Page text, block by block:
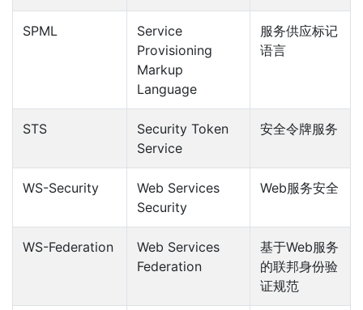
SPML
Service
Provisioning
Markup
Language
服务供应标记
语言
STS
Security Token
Service
安全令牌服务
WS-Security
Web Services
Security
Web服务安全
WS-Federation
Web Services
Federation
基于Web服务
的联邦身份验
证规范